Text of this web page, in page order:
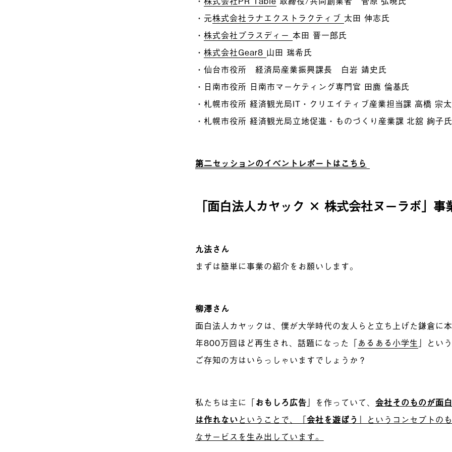
・元株式会社ラナエクストラクティブ 太田 伸志氏
・ 株式会社プラスディー 本田 晋一郎氏
・ 株式会社Gear8 山田 瑞希氏
・仙台市役所 経済局産業振興課長 白岩 靖史氏
・日南市役所 日南市マーケティング専門官 田鹿 倫基氏
・札幌市役所 経済観光局IT・クリエイティブ産業担当課 高橋 宗
・札幌市役所 経済観光局立地促進・ものづくり産業課 北舘 絢子氏
第二セッションのイベントレポートはこちら
「面白法人カヤック × 株式会社ヌーラボ」事
九法さん
まずは簡単に事業の紹介をお願いします。
柳澤さん
面白法人カヤックは、僕が大学時代の友人らと立ち上げた鎌倉に
年800万回ほど再生され、話題になった「あるある小学生 」とい
ご存知の方はいらっしゃいますでしょうか？
私たちは主に「おもしろ広告 」を作っていて、 会社そのものが面
は作れないということで、「会社を遊ぼう 」という コンセプトの
なサービスを生み出しています。